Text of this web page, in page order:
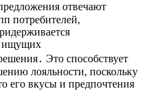
отвечают
потребителей,
ищущих
Это способствует
лояльности, поскольку
его вкусы и предпочтения